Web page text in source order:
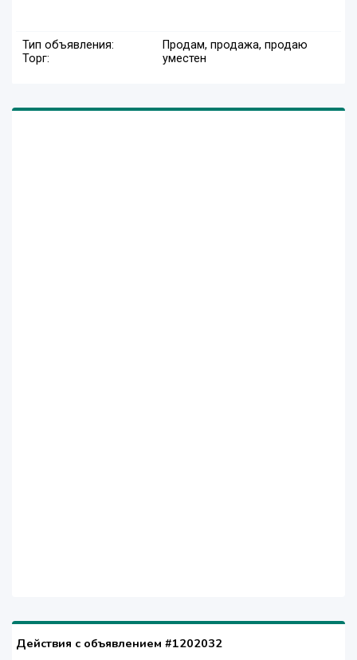
Тип объявления:
Продам, продажа, продаю
Торг:
уместен
Действия с объявлением #1202032